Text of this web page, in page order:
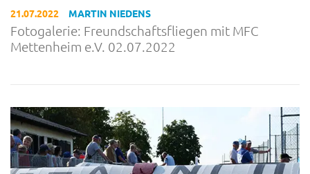
21.07.2022 MARTIN NIEDENS
Fotogalerie: Freundschaftsfliegen mit MFC
Mettenheim e.V. 02.07.2022